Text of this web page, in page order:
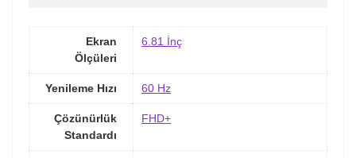
Ekran
Ölçüleri
6.81 İnç
Yenileme Hızı 60 Hz
Çözünürlük
Standardı
FHD+